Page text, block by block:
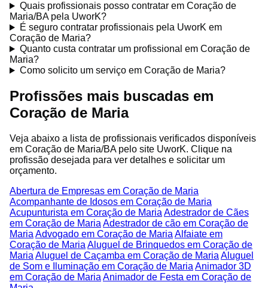
Quais profissionais posso contratar em Coração de
Maria/BA pela UworK?
É seguro contratar profissionais pela UworK em
Coração de Maria?
Quanto custa contratar um profissional em Coração de
Maria?
Como solicito um serviço em Coração de Maria?
Profissões mais buscadas em
Coração de Maria
Veja abaixo a lista de profissionais verificados disponíveis
em Coração de Maria/BA pelo site UworK. Clique na
profissão desejada para ver detalhes e solicitar um
orçamento.
Abertura de Empresas em Coração de Maria
Acompanhante de Idosos em Coração de Maria
Acupunturista em Coração de Maria Adestrador de Cães
em Coração de Maria Adestrador de cão em Coração de
Maria Advogado em Coração de Maria Alfaiate em
Coração de Maria Aluguel de Brinquedos em Coração de
Maria Aluguel de Caçamba em Coração de Maria Aluguel
de Som e Iluminação em Coração de Maria Animador 3D
em Coração de Maria Animador de Festa em Coração de